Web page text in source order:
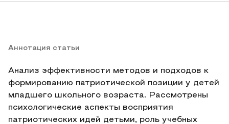
Аннотация статьи
Анализ эффективности методов и подходов к
формированию патриотической позиции у детей
младшего школьного возраста. Рассмотрены
психологические аспекты восприятия
патриотических идей детьми, роль учебных